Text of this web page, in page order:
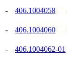
-
406.1004058
-
406.1004060
-
406.1004062-01